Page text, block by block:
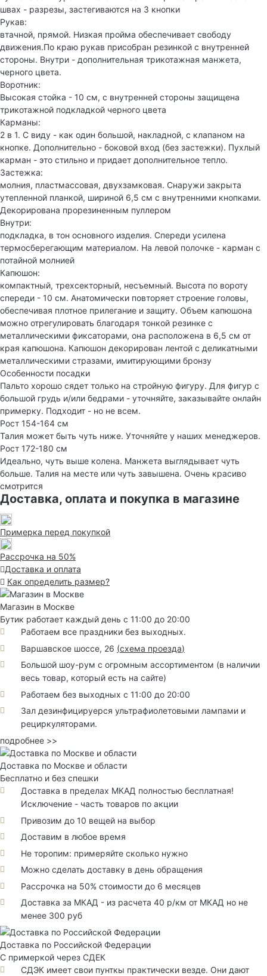
швах - разрезы, застегиваются на 3 кнопки
Рукав:
втачной, прямой. Низкая пройма обеспечивает свободу
движения.По краю рукав присобран резинкой с внутренней
стороны. Внутри - дополнительная трикотажная манжета,
черного цвета.
Воротник:
Высокая стойка - 10 см, с внутренней стороны защищена
трикотажной подкладкой черного цвета
Карманы:
2 в 1. С виду - как один большой, накладной, с клапаном на
кнопке. Дополнительно - боковой вход (без застежки). Пухлый
карман - это стильно и придает дополнительное тепло.
Застежка:
молния, пластмассовая, двухзамковая. Снаружи закрыта
утепленной планкой, шириной 6,5 см с внутренними кнопками.
Декорирована прорезиненным пуллером
Внутри:
подкладка, в тон основного изделия. Спереди усилена
термосберегающим материалом. На левой полочке - карман с
потайной молнией
Капюшон:
компактный, трехсекторный, несъемный. Высота по вороту
спереди - 10 см. Анатомически повторяет строение головы,
обеспечивая плотное прилегание и защиту. Объем капюшона
можно отрегулировать благодаря тонкой резинке с
металлическими фиксаторами, она расположена в 6,5 см от
края капюшона. Капюшон декорирован лентой с деликатными
металлическими стразами, имитирующими бронзу
Особенности посадки
Пальто хорошо сядет только на стройную фигуру. Для фигур с
большой грудь и/или бедрами - уточняйте, заказывайте онлайн
примерку. Подходит - но не всем.
Рост 154-164 см
Талия может быть чуть ниже. Уточняйте у наших менеджеров.
Рост 172-180 см
Идеально, чуть выше колена. Манжета выглядывает чуть
больше. Талия на месте или чуть завышена. Очень красиво
смотрится
Доставка, оплата и покупка в магазине
Примерка перед покупкой
Рассрочка на 50%
Доставка и оплата
Как определить размер?
Магазин в Москве
Бутик работает каждый день с 11:00 до 20:00
Работаем все праздники без выходных.
Варшавское шоссе, 26 (схема проезда)
Большой шоу-рум с огромным ассортиментом (в наличии
весь товар, который есть на сайте)
Работаем без выходных с 11:00 до 20:00
Зал дезинфицируерся ультрафиолетовыми лампами и
рециркуляторами.
подробнее >>
Доставка по Москве и области
Бесплатно и без спешки
Доставка в пределах МКАД полностью бесплатная!
Исключение - часть товаров по акции
Привозим до 10 вещей на выбор
Доставим в любое время
Не торопим: примеряйте сколько нужно
Можно сделать доставку в день обращения
Рассрочка на 50% стоимости до 6 месяцев
Доставка за МКАД - из расчета 40 р/км от МКАД но не
менее 300 руб
Доставка по Российской Федерации
С примеркой через СДЕК
СДЭК имеет свои пунткы практически везде. Они дают